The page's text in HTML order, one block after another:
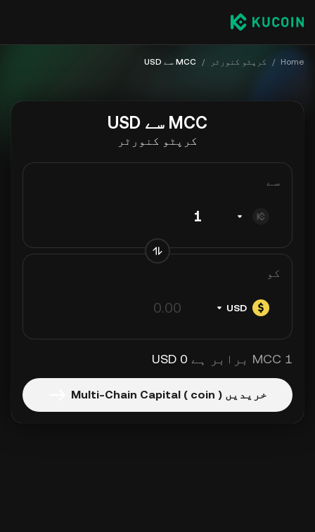
Home
/ کرپٹو کنورٹر / MCC سے USD
MCC سے USD
کرپٹو کنورٹر
سے
کو
USD
1 MCC برابر ہے 0 USD
خریدیں Multi-Chain Capital ( coin )